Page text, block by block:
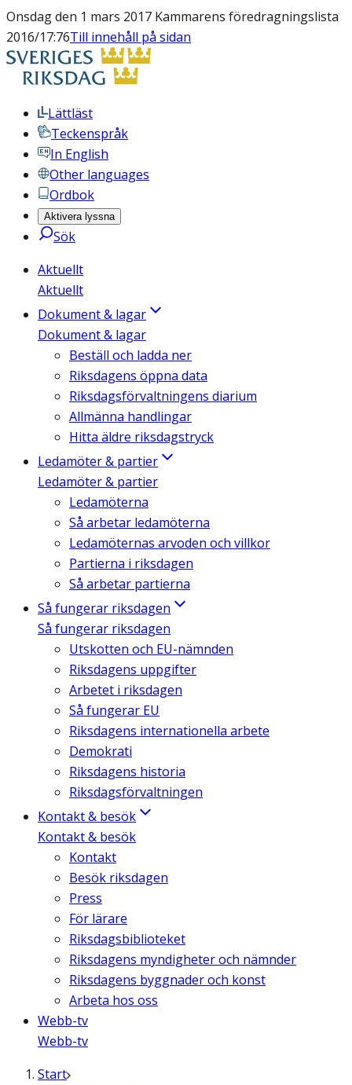
Onsdag den 1 mars 2017 Kammarens föredragningslista
2016/17:76Till innehåll på sidan
Lättläst
Teckenspråk
In English
Other languages
Ordbok
Aktivera lyssna
Sök
Aktuellt
Aktuellt
Dokument & lagar
Dokument & lagar
Beställ och ladda ner
Riksdagens öppna data
Riksdagsförvaltningens diarium
Allmänna handlingar
Hitta äldre riksdagstryck
Ledamöter & partier
Ledamöter & partier
Ledamöterna
Så arbetar ledamöterna
Ledamöternas arvoden och villkor
Partierna i riksdagen
Så arbetar partierna
Så fungerar riksdagen
Så fungerar riksdagen
Utskotten och EU-nämnden
Riksdagens uppgifter
Arbetet i riksdagen
Så fungerar EU
Riksdagens internationella arbete
Demokrati
Riksdagens historia
Riksdagsförvaltningen
Kontakt & besök
Kontakt & besök
Kontakt
Besök riksdagen
Press
För lärare
Riksdagsbiblioteket
Riksdagens myndigheter och nämnder
Riksdagens byggnader och konst
Arbeta hos oss
Webb-tv
Webb-tv
Start